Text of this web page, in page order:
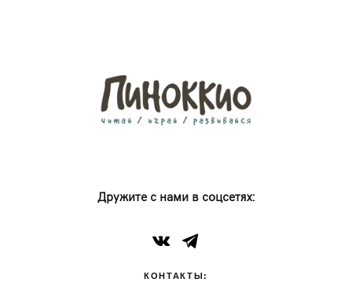
Дружите с нами в соцсетях:
КОНТАКТЫ: